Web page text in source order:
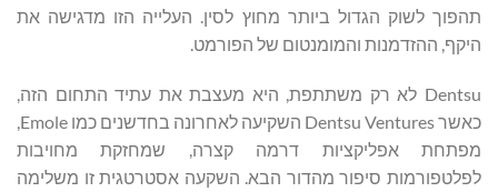
תהפוך לשוק הגדול ביותר מחוץ לסין. העלייה הזו מדגישה את
היקף, ההזדמנות והמומנטום של הפורמט.
Dentsu לא רק משתתפת, היא מעצבת את עתיד התחום הזה,
כאשר Dentsu Ventures השקיעה לאחרונה בחדשנים כמו Emole,
מפתחת אפליקציות דרמה קצרה, שמחזקת מחויבות
לפלטפורמות סיפור מהדור הבא. השקעה אסטרטגית זו משלימה